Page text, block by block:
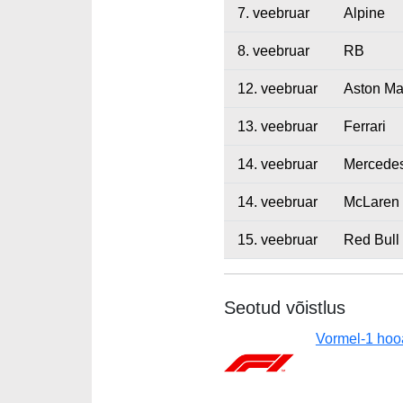
7. veebruar Alpine
8. veebruar RB
12. veebruar Aston
13. veebruar Ferrari
14. veebruar
14. veebruar McLaren
15. veebruar Red Bull
Seotud võistlus
Vormel-1